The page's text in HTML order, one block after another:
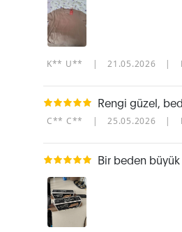
K** U** | 21.05.2026 |
Rengi güzel,
C** C** | 25.05.2026 |
Bir beden